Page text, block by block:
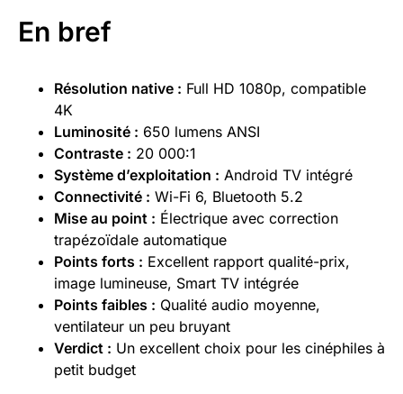
En bref
Résolution native : Full HD 1080p, compatible
4K
Luminosité : 650 lumens ANSI
Contraste : 20 000:1
Système d’exploitation : Android TV intégré
Connectivité : Wi-Fi 6, Bluetooth 5.2
Mise au point : Électrique avec correction
trapézoïdale automatique
Points forts : Excellent rapport qualité-prix,
image lumineuse, Smart TV intégrée
Points faibles : Qualité audio moyenne,
ventilateur un peu bruyant
Verdict : Un excellent choix pour les cinéphiles à
petit budget